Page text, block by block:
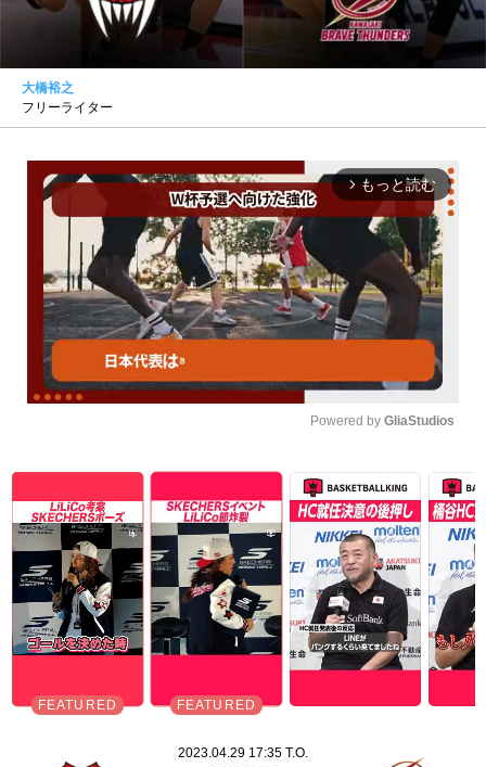
大橋裕之
フリーライター
arrow_forward_ios もっと読む
Powered by GliaStudios
2023.04.29 17:35 T.O.